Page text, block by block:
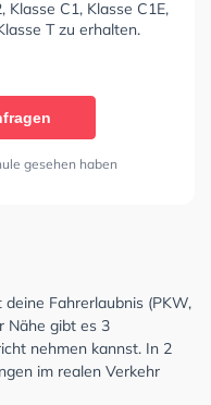
Klasse C1, Klasse C1E,
T zu erhalten.
gesehen haben
Fahrerlaubnis (PKW,
Nähe gibt es 3
nehmen kannst. In 2
im realen Verkehr